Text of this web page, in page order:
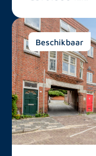
Beschikbaar